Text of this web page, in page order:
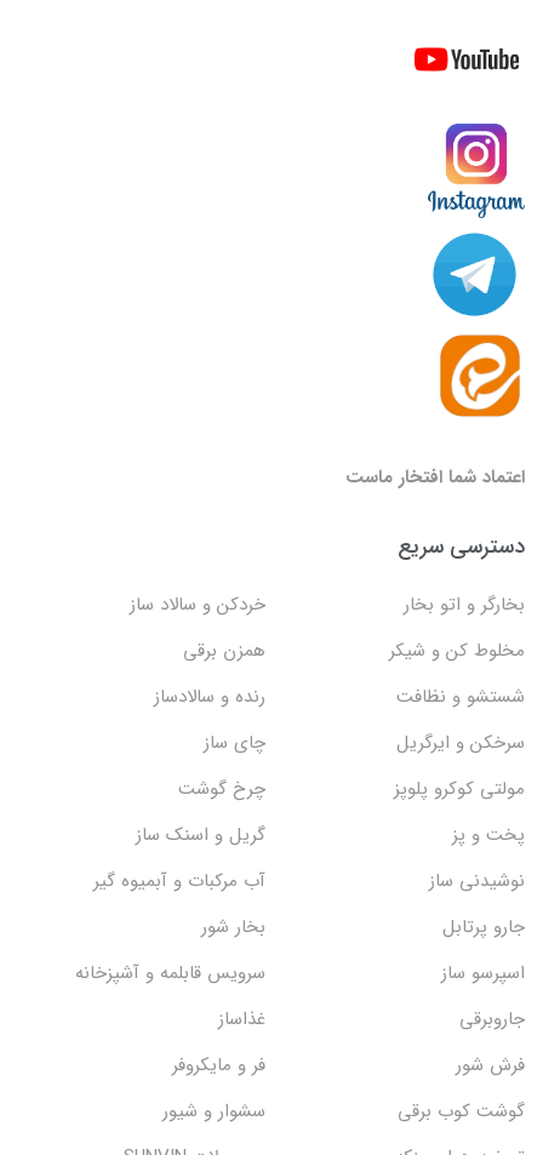
اعتماد شما افتخار ماست
دسترسی سریع
بخارگر و اتو بخار
خردکن و سالاد ساز
مخلوط کن و شیکر
همزن برقی
شستشو و نظافت
رنده و سالادساز
سرخکن و ایرگریل
چای ساز
مولتی کوکرو پلوپز
چرخ گوشت
پخت و پز
گریل و اسنک‌ ساز
نوشیدنی ساز
آب مرکبات و آبمیوه گیر
جارو پرتابل
بخار شور
اسپرسو ساز
سرویس قابلمه و آشپزخانه
جاروبرقی
غذاساز
فرش شور
فر و مایکروفر
گوشت کوب برقی
سشوار و شیور